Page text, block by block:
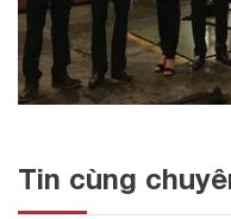
Tin cùng